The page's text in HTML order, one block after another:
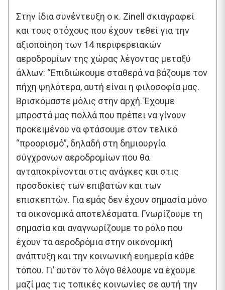
Στην ίδια συνέντευξη ο κ. Zinell σκιαγραφεί
και τους στόχους που έχουν τεθεί για την
αξιοποίηση των 14 περιφερειακών
αεροδρομίων της χώρας λέγοντας μεταξύ
άλλων: “Επιδιώκουμε σταθερά να βάζουμε τον
πήχη ψηλότερα, αυτή είναι η φιλοσοφία μας.
Βρισκόμαστε μόλις στην αρχή. Έχουμε
μπροστά μας πολλά που πρέπει να γίνουν
προκειμένου να φτάσουμε στον τελικό
“προορισμό”, δηλαδή στη δημιουργία
σύγχρονων αεροδρομίων που θα
ανταποκρίνονται στις ανάγκες και στις
προσδοκίες των επιβατών και των
επισκεπτών. Για εμάς δεν έχουν σημασία μόνο
τα οικονομικά αποτελέσματα. Γνωρίζουμε τη
σημασία και αναγνωρίζουμε το ρόλο που
έχουν τα αεροδρόμια στην οικονομική
ανάπτυξη και την κοινωνική ευημερία κάθε
τόπου. Γι’ αυτόν το λόγο θέλουμε να έχουμε
μαζί μας τις τοπικές κοινωνίες σε αυτή την